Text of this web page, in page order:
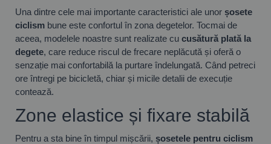
Una dintre cele mai importante caracteristici ale unor șosete
ciclism bune este confortul în zona degetelor. Tocmai de
aceea, modelele noastre sunt realizate cu cusătură plată la
degete, care reduce riscul de frecare neplăcută și oferă o
senzație mai confortabilă la purtare îndelungată. Când petreci
ore întregi pe bicicletă, chiar și micile detalii de execuție
contează.
Zone elastice și fixare stabilă
Pentru a sta bine în timpul mișcării, șosetele pentru ciclism